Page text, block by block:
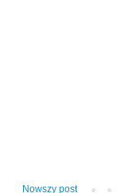
Nowszy post